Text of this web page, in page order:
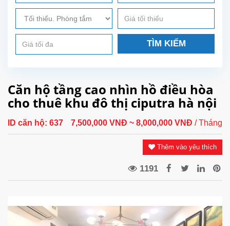
TÌM KIẾM
Căn hộ tầng cao nhìn hồ điều hòa
cho thuê khu đô thị ciputra hà nội
ID căn hộ: 637 7,500,000 VNĐ ~ 8,000,000 VNĐ / Tháng
Thêm vào yêu thích
1191